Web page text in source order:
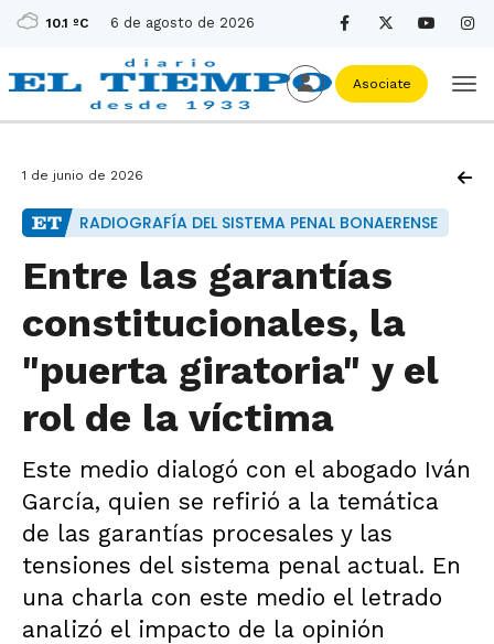
10.1 ºC 6 de agosto de 2026
Asociate
1 de junio de 2026
RADIOGRAFÍA DEL SISTEMA PENAL BONAERENSE
Entre las garantías
constitucionales, la
"puerta giratoria" y el
rol de la víctima
Este medio dialogó con el abogado Iván
García, quien se refirió a la temática
de las garantías procesales y las
tensiones del sistema penal actual. En
una charla con este medio el letrado
analizó el impacto de la opinión